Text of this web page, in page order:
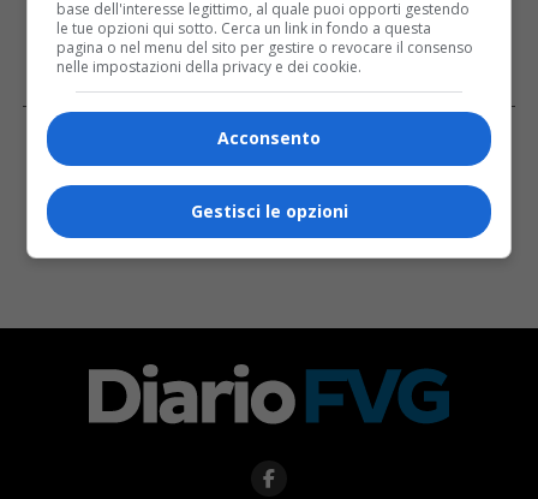
base dell'interesse legittimo, al quale puoi opporti gestendo
le tue opzioni qui sotto. Cerca un link in fondo a questa
pagina o nel menu del sito per gestire o revocare il consenso
nelle impostazioni della privacy e dei cookie.
Acconsento
Gestisci le opzioni